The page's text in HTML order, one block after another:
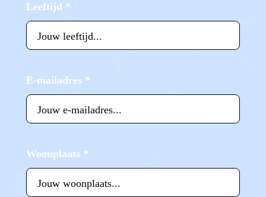
Leeftijd *
E-mailadres *
Woonplaats *